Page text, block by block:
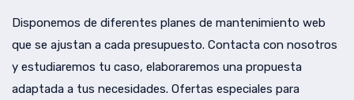
Disponemos de diferentes planes de mantenimiento web
que se ajustan a cada presupuesto. Contacta con nosotros
y estudiaremos tu caso, elaboraremos una propuesta
adaptada a tus necesidades. Ofertas especiales para